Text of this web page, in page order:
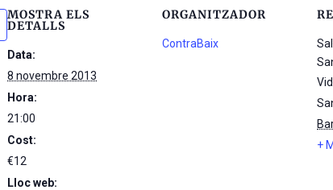
MOSTRA ELS
DETALLS
Data:
8 novembre 2013
Hora:
21:00
Cost:
€12
Lloc web:
ORGANITZADOR
ContraBaix
+